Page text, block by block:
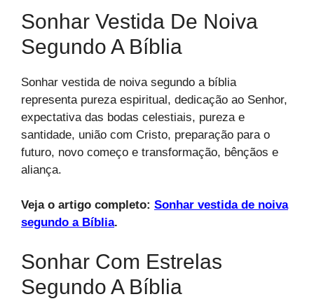
Sonhar Vestida De Noiva
Segundo A Bíblia
Sonhar vestida de noiva segundo a bíblia
representa pureza espiritual, dedicação ao Senhor,
expectativa das bodas celestiais, pureza e
santidade, união com Cristo, preparação para o
futuro, novo começo e transformação, bênçãos e
aliança.
Veja o artigo completo: Sonhar vestida de noiva
segundo a Bíblia.
Sonhar Com Estrelas
Segundo A Bíblia